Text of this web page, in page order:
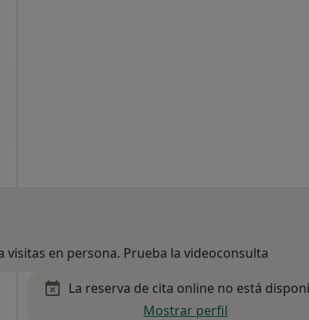
en persona. Prueba la videoconsulta
La reserva de cita online no está
Mostrar perfil